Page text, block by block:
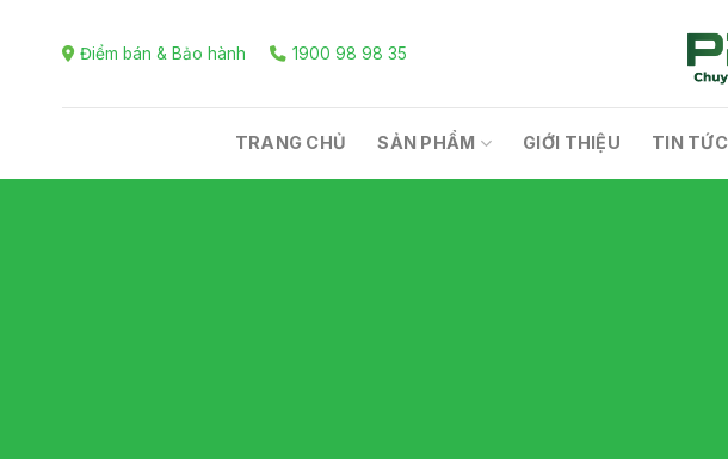
Điểm bán & Bảo hành 1900 98 98 35
TRANG CHỦ SẢN PHẨM GIỚI THIỆU TIN TỨC